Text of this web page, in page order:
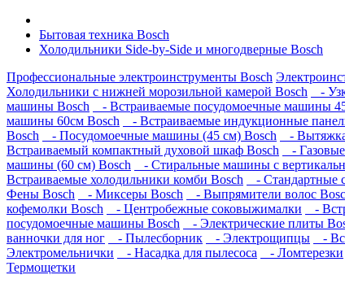
Бытовая техника Bosch
Холодильники Side-by-Side и многодверные Bosch
Профессиональные электроинструменты Bosch
Холодильники с нижней морозильной камерой Bosch
-
машины Bosch
- Встраиваемые посудомоечные машины
машины 60см Bosch
- Встраиваемые индукционные
Bosch
- Посудомоечные машины (45 см) Bosch -
Встраиваемый компактный духовой шкаф Bosch
-
машины (60 см) Bosch
- Стиральные машины с
Встраиваемые холодильники комби Bosch
- Стандартные
Фены Bosch
- Миксеры Bosch - Выпрямители волос
кофемолки Bosch
- Центробежные соковыжималки -
посудомоечные машины Bosch
- Электрические плиты
ванночки для ног
- Пылесборник - Электрощипцы -
Электромельнички
- Насадка для пылесоса - Ломтерезки
Термощетки